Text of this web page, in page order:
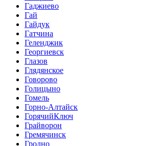
Гаджиево
Гай
Гайдук
Гатчина
Геленджик
Георгиевск
Глазов
Глядянское
Говорово
Голицыно
Гомель
Горно-Алтайск
ГорячийКлюч
Грайворон
Гремячинск
Гродно